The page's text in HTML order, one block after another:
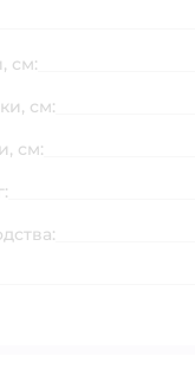
см:
см:
см: